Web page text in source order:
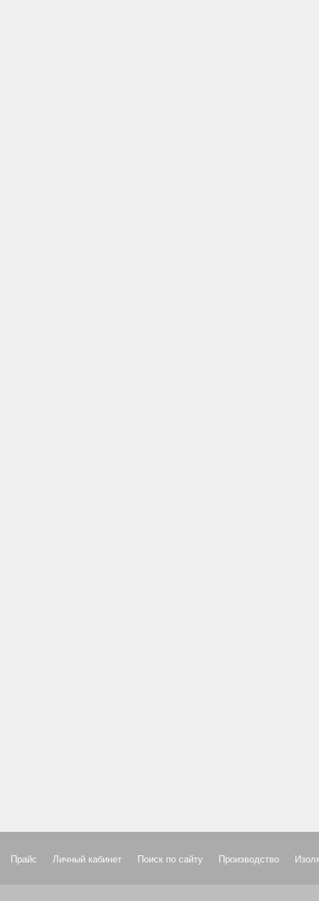
Прайс Личный кабинет Поиск по сайту Производство